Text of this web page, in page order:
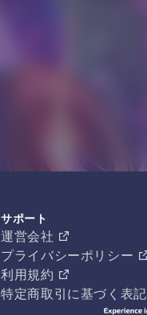
サポート
運営会社
プライバシーポリシー
利用規約
特定商取引に基づく表記